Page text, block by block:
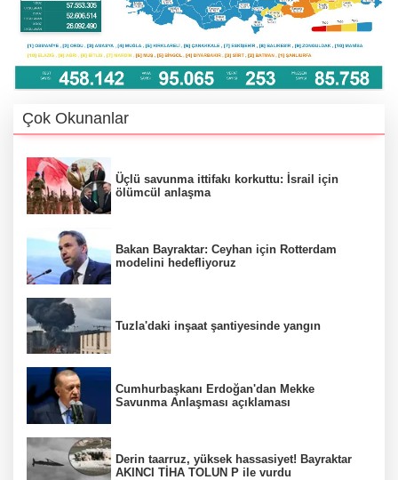
Çok Okunanlar
Üçlü savunma ittifakı korkuttu: İsrail için
ölümcül anlaşma
Bakan Bayraktar: Ceyhan için Rotterdam
modelini hedefliyoruz
Tuzla'daki inşaat şantiyesinde yangın
Cumhurbaşkanı Erdoğan'dan Mekke
Savunma Anlaşması açıklaması
Derin taarruz, yüksek hassasiyet! Bayraktar
AKINCI TİHA TOLUN P ile vurdu